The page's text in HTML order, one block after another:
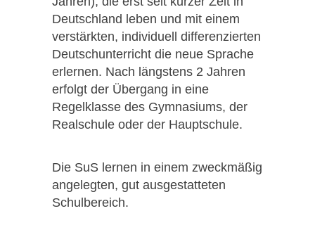
Deutschland leben und mit einem
verstärkten, individuell differenzierten
Deutschunterricht die neue Sprache
erlernen. Nach längstens 2 Jahren
erfolgt der Übergang in eine
Regelklasse des Gymnasiums, der
Realschule oder der Hauptschule.
Die SuS lernen in einem zweckmäßig
angelegten, gut ausgestatteten
Schulbereich.